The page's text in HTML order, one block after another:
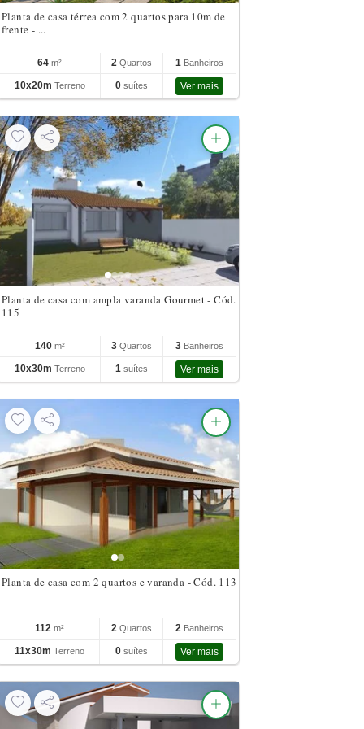
Planta de casa térrea com 2 quartos para 10m de
frente - ...
64 m² 2 Quartos 1 Banheiros
10x20m Terreno 0 suítes Ver mais
Planta de casa com ampla varanda Gourmet - Cód.
115
140 m² 3 Quartos 3 Banheiros
10x30m Terreno 1 suítes Ver mais
Planta de casa com 2 quartos e varanda - Cód. 113
112 m² 2 Quartos 2 Banheiros
11x30m Terreno 0 suítes Ver mais